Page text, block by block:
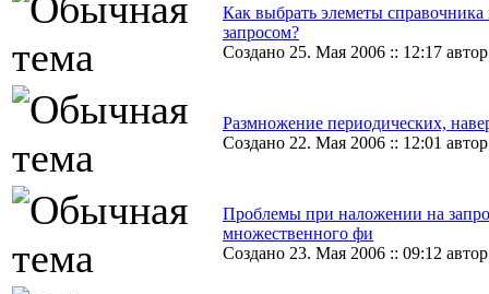
Как выбрать элеметы
запросом?
Создано 25. Мая 2006 :: 12:17
Размножение периодических,
Создано 22. Мая 2006 :: 12:01
Проблемы при наложении на
множественного фи
Создано 23. Мая 2006 :: 09:12